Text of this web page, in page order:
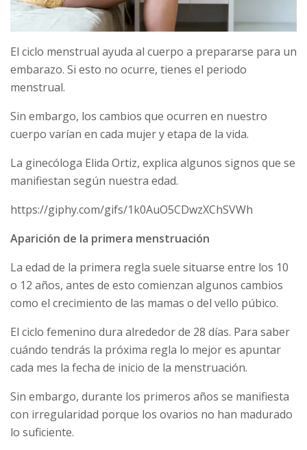
El ciclo menstrual ayuda al cuerpo a prepararse para un
embarazo. Si esto no ocurre, tienes el periodo
menstrual.
Sin embargo, los cambios que ocurren en nuestro
cuerpo varían en cada mujer y etapa de la vida.
La ginecóloga Elida Ortiz, explica algunos signos que se
manifiestan según nuestra edad.
https://giphy.com/gifs/1k0AuO5CDwzXChSVWh
Aparición de la primera menstruación
La edad de la primera regla suele situarse entre los 10
o 12 años, antes de esto comienzan algunos cambios
como el crecimiento de las mamas o del vello púbico.
El ciclo femenino dura alrededor de 28 días. Para saber
cuándo tendrás la próxima regla lo mejor es apuntar
cada mes la fecha de inicio de la menstruación.
Sin embargo, durante los primeros años se manifiesta
con irregularidad porque los ovarios no han madurado
lo suficiente.